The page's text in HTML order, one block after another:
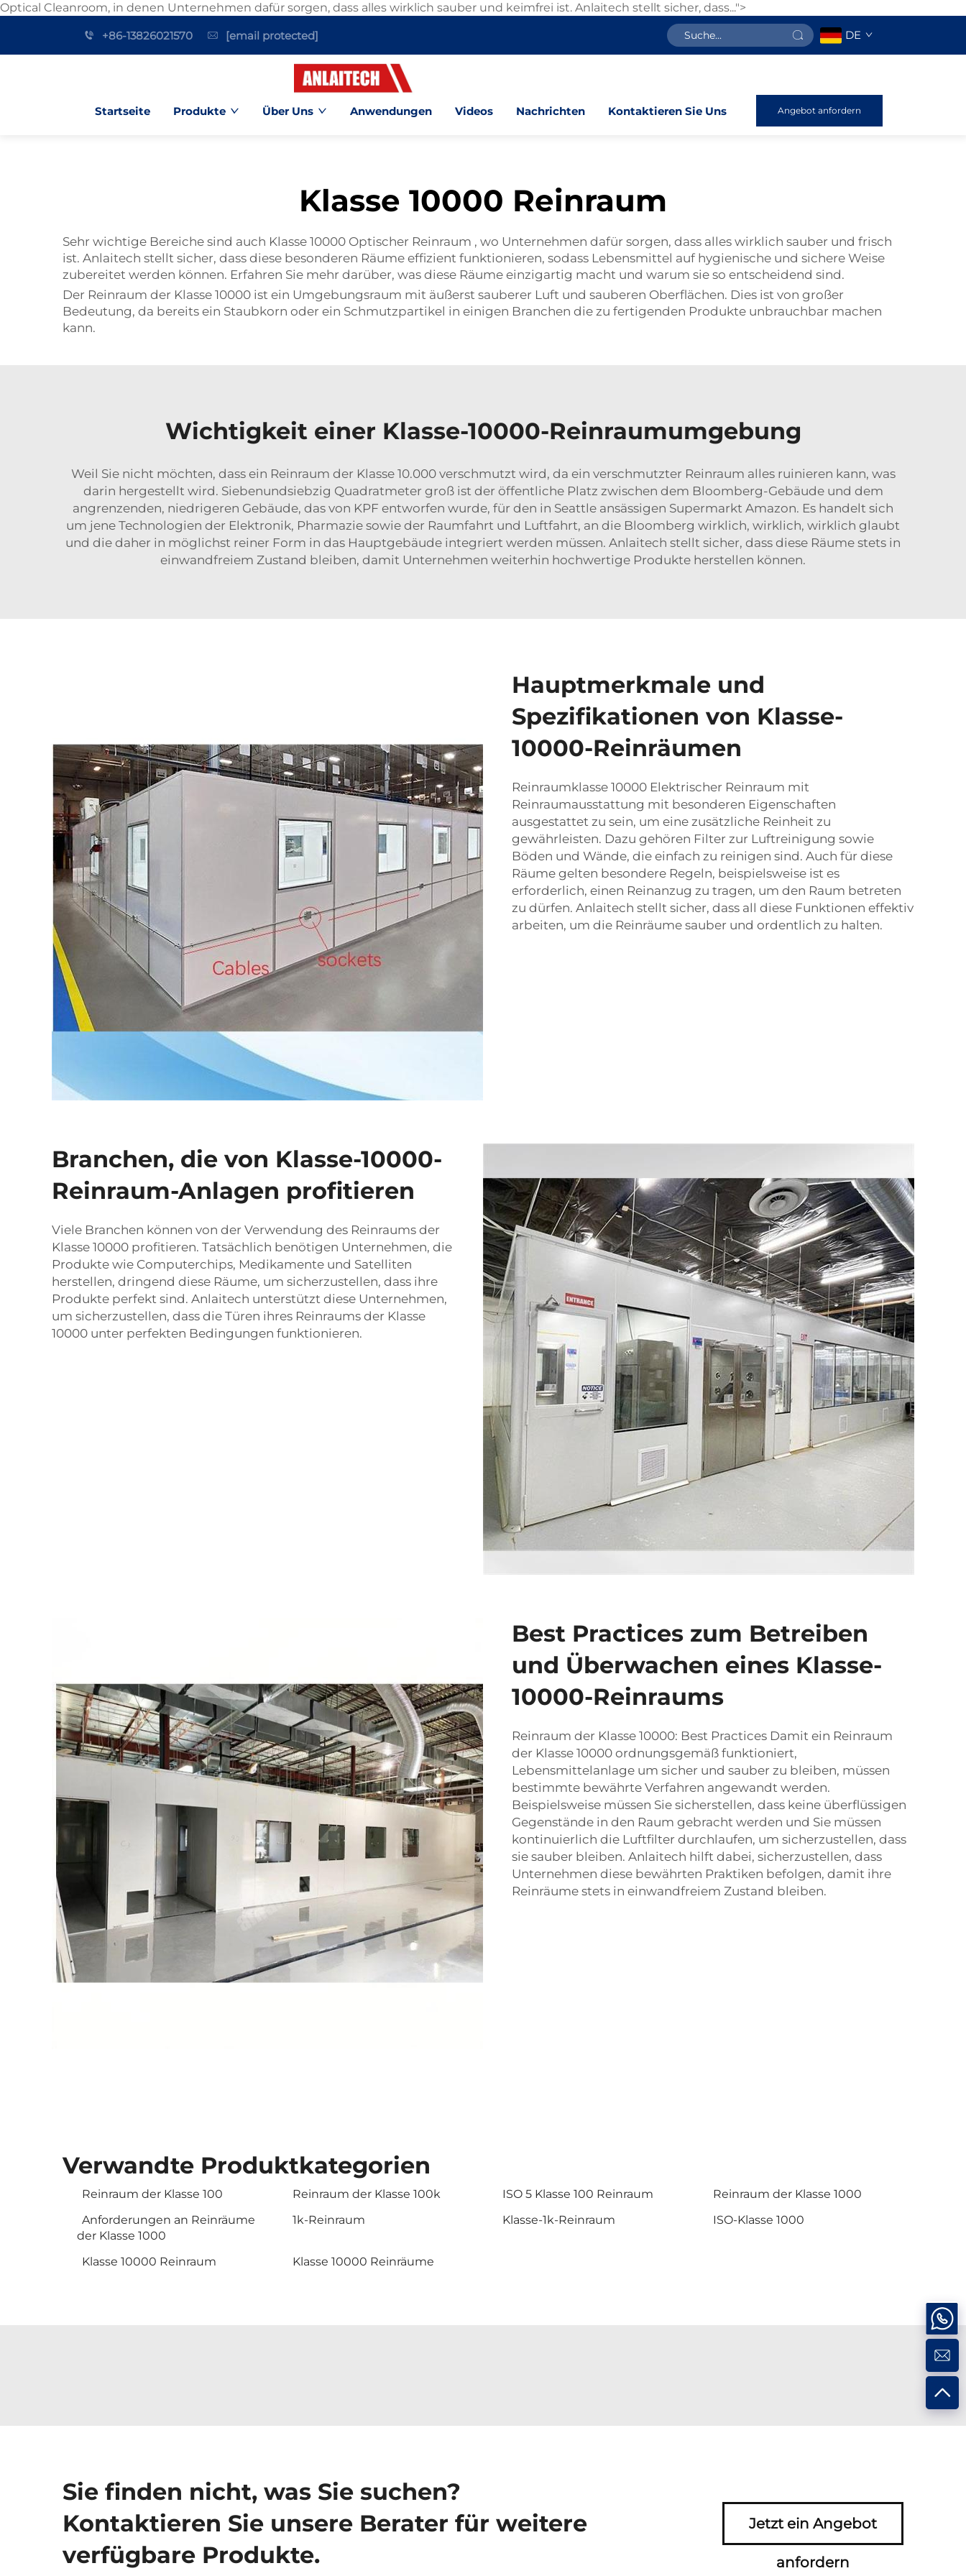
Optical Cleanroom, in denen Unternehmen dafür sorgen, dass alles wirklich sauber und keimfrei ist. Anlaitech stellt sicher, dass...">
+86-13826021570 [email protected] DE
Startseite Produkte Über Uns Anwendungen Videos Nachrichten Kontaktieren Sie Uns Angebot anfordern
Klasse 10000 Reinraum
Sehr wichtige Bereiche sind auch Klasse 10000 Optischer Reinraum , wo Unternehmen dafür sorgen, dass alles wirklich sauber und frisch
ist. Anlaitech stellt sicher, dass diese besonderen Räume effizient funktionieren, sodass Lebensmittel auf hygienische und sichere Weise
zubereitet werden können. Erfahren Sie mehr darüber, was diese Räume einzigartig macht und warum sie so entscheidend sind.
Der Reinraum der Klasse 10000 ist ein Umgebungsraum mit äußerst sauberer Luft und sauberen Oberflächen. Dies ist von großer
Bedeutung, da bereits ein Staubkorn oder ein Schmutzpartikel in einigen Branchen die zu fertigenden Produkte unbrauchbar machen
kann.
Wichtigkeit einer Klasse-10000-Reinraumumgebung
Weil Sie nicht möchten, dass ein Reinraum der Klasse 10.000 verschmutzt wird, da ein verschmutzter Reinraum alles ruinieren kann, was
darin hergestellt wird. Siebenundsiebzig Quadratmeter groß ist der öffentliche Platz zwischen dem Bloomberg-Gebäude und dem
angrenzenden, niedrigeren Gebäude, das von KPF entworfen wurde, für den in Seattle ansässigen Supermarkt Amazon. Es handelt sich
um jene Technologien der Elektronik, Pharmazie sowie der Raumfahrt und Luftfahrt, an die Bloomberg wirklich, wirklich, wirklich glaubt
und die daher in möglichst reiner Form in das Hauptgebäude integriert werden müssen. Anlaitech stellt sicher, dass diese Räume stets in
einwandfreiem Zustand bleiben, damit Unternehmen weiterhin hochwertige Produkte herstellen können.
Hauptmerkmale und
Spezifikationen von Klasse-
10000-Reinräumen
Reinraumklasse 10000 Elektrischer Reinraum mit
Reinraumausstattung mit besonderen Eigenschaften
ausgestattet zu sein, um eine zusätzliche Reinheit zu
gewährleisten. Dazu gehören Filter zur Luftreinigung sowie
Böden und Wände, die einfach zu reinigen sind. Auch für diese
Räume gelten besondere Regeln, beispielsweise ist es
erforderlich, einen Reinanzug zu tragen, um den Raum betreten
zu dürfen. Anlaitech stellt sicher, dass all diese Funktionen effektiv
arbeiten, um die Reinräume sauber und ordentlich zu halten.
Branchen, die von Klasse-10000-
Reinraum-Anlagen profitieren
Viele Branchen können von der Verwendung des Reinraums der
Klasse 10000 profitieren. Tatsächlich benötigen Unternehmen, die
Produkte wie Computerchips, Medikamente und Satelliten
herstellen, dringend diese Räume, um sicherzustellen, dass ihre
Produkte perfekt sind. Anlaitech unterstützt diese Unternehmen,
um sicherzustellen, dass die Türen ihres Reinraums der Klasse
10000 unter perfekten Bedingungen funktionieren.
Best Practices zum Betreiben
und Überwachen eines Klasse-
10000-Reinraums
Reinraum der Klasse 10000: Best Practices Damit ein Reinraum
der Klasse 10000 ordnungsgemäß funktioniert,
Lebensmittelanlage um sicher und sauber zu bleiben, müssen
bestimmte bewährte Verfahren angewandt werden.
Beispielsweise müssen Sie sicherstellen, dass keine überflüssigen
Gegenstände in den Raum gebracht werden und Sie müssen
kontinuierlich die Luftfilter durchlaufen, um sicherzustellen, dass
sie sauber bleiben. Anlaitech hilft dabei, sicherzustellen, dass
Unternehmen diese bewährten Praktiken befolgen, damit ihre
Reinräume stets in einwandfreiem Zustand bleiben.
Verwandte Produktkategorien
Reinraum der Klasse 100 Reinraum der Klasse 100k ISO 5 Klasse 100 Reinraum
Reinraum der Klasse 1000
Anforderungen an Reinräume
der Klasse 1000
1k-Reinraum Klasse-1k-Reinraum ISO-Klasse 1000
Klasse 10000 Reinraum Klasse 10000 Reinräume
Sie finden nicht, was Sie suchen?
Kontaktieren Sie unsere Berater für weitere
verfügbare Produkte.
Jetzt ein Angebot
anfordern